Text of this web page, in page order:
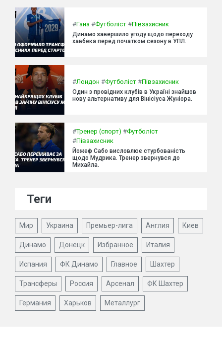
#Гана #Футболіст #Півзахисник
Динамо завершило угоду щодо переходу
хавбека перед початком сезону в УПЛ.
#Лондон #Футболіст #Півзахисник
Один з провідних клубів в Україні знайшов
нову альтернативу для Вінісіуса Жуніора.
#Тренер (спорт) #Футболіст
#Півзахисник
Йожеф Сабо висловлює стурбованість
щодо Мудрика. Тренер звернувся до
Михайла.
Теги
Мир Украина Премьер-лига Англия Киев
Динамо Донецк Избранное Италия
Испания ФК Динамо Главное Шахтер
Трансферы Россия Арсенал ФК Шахтер
Германия Харьков Металлург